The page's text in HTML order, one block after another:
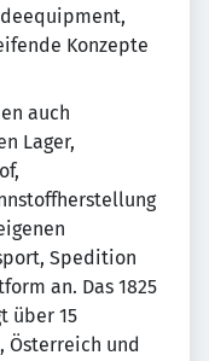
Konzepte
auch
Lager,
Spedition
an. Das 1825
über 15
Österreich und